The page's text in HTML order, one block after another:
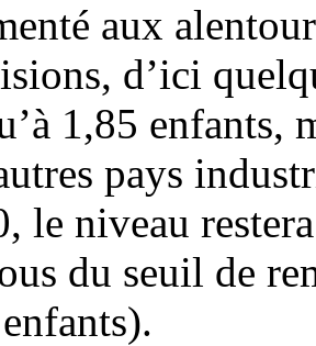
aux
d’ici
1,85 enfants,
pays
le niveau
du seuil de